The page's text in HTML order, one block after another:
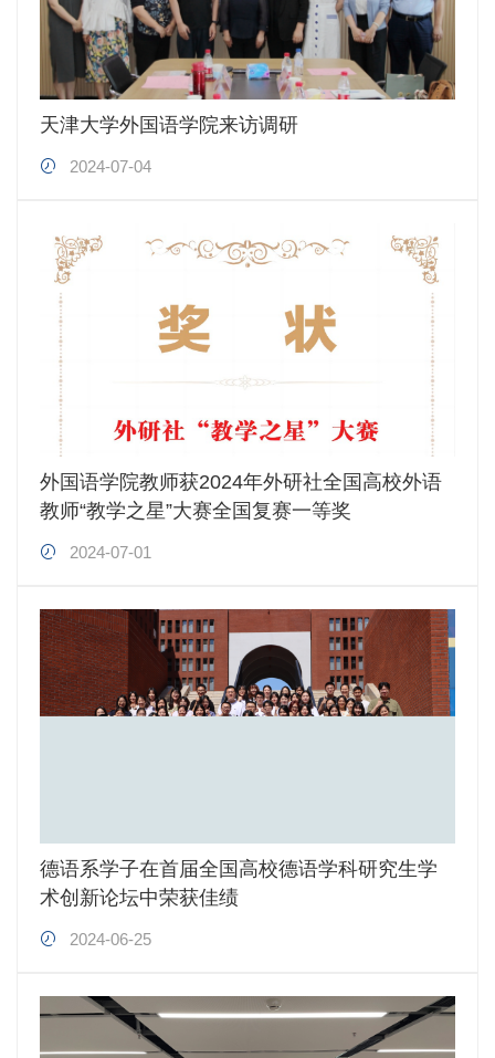
天津大学外国语学院来访调研
2024-07-04
外国语学院教师获2024年外研社全国高校外语
教师“教学之星”大赛全国复赛一等奖
2024-07-01
德语系学子在首届全国高校德语学科研究生学
术创新论坛中荣获佳绩
2024-06-25